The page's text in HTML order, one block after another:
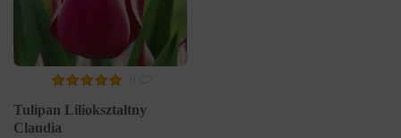
Tulipan Liliokształtny
Claudia